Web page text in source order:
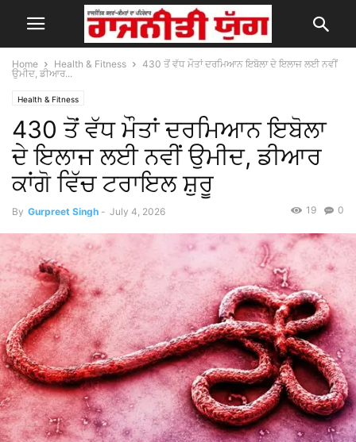
Home Health & Fitness
430 ਤੋਂ ਵੱਧ ਮੌਤਾਂ ਦਰਮਿਆਨ ਇਬੋਲਾ ਦੇ ਇਲਾਜ ਲਈ ਨਵੀਂ
ਉਮੀਦ, ਡੀਆਰ...
Health & Fitness
430 ਤੋਂ ਵੱਧ ਮੌਤਾਂ ਦਰਮਿਆਨ ਇਬੋਲਾ
ਦੇ ਇਲਾਜ ਲਈ ਨਵੀਂ ਉਮੀਦ, ਡੀਆਰ
ਕਾਂਗੋ ਵਿੱਚ ਟਰਾਇਲ ਸ਼ੁਰੂ
By Gurpreet Singh - July 4, 2026 0
19